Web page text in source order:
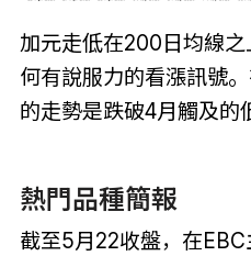
加元走低在200日均線
何有說服力的看漲訊號
的走勢是跌破4月觸及的
熱門品種簡報
截至5月22收盤，在